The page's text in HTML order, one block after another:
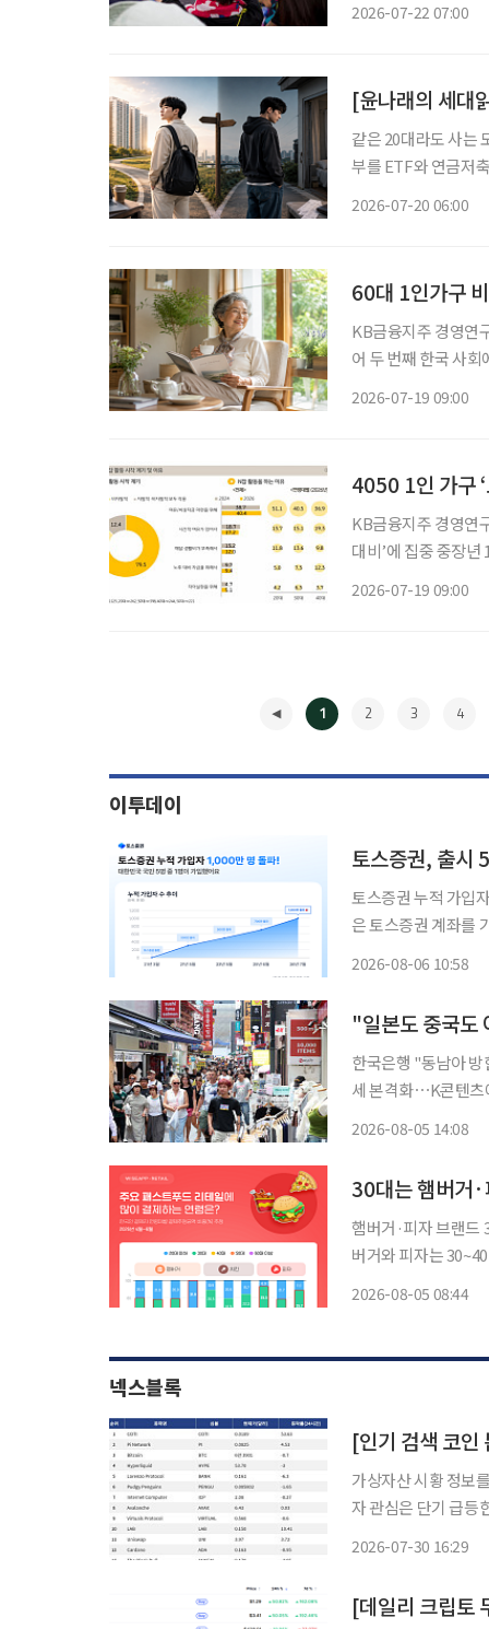
2026-07-22 07:00
[윤나래의 세대
같은 20대라도 사는
부를 ETF와 연금저
2026-07-20 06:00
60대 1인가구
KB금융지주 경영연구소 ‘1인가구 보
어 두 번째 한국 사회에서 ‘혼자 사는 노후’가 빠르게 늘고 있다. 특히 60대의 1인가구 비중이
2026-07-19 09:00
4050 1인 가구
KB금융지주 경영연
대비’에 집중 중장년 1인가구의 경제적 고민은 노후 대비 자금과 소득 안정, 자산관리 문제로
2026-07-19 09:00
1 2 3 4
이투데이
토스증권, 출시
토스증권 누적 가입
은 토스증권 계좌를 가지고 있다는 의미다. 6
2026-08-06 10:58
"일본도 중국
한국은행 "동남아
세 본격화⋯K콘텐츠에 대한 호응도 영향 한국
2026-08-05 14:08
30대는 햄버거
햄버거·피자 브랜드
버거와 피자는
2026-08-05 08:44
넥스블록
가상자산 시황 정보
자 관심은 단기 급등
2026-07-30 16:29